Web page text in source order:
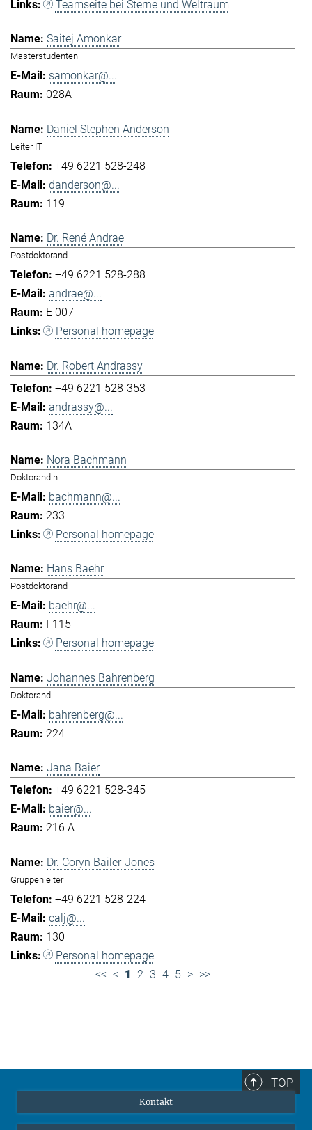
Teamseite bei Sterne und Weltraum
Saitej Amonkar
Masterstudenten
samonkar@...
028A
Daniel Stephen Anderson
Leiter IT
+49 6221 528-248
danderson@...
119
Dr. René Andrae
Postdoktorand
+49 6221 528-288
andrae@...
E 007
Personal homepage
Dr. Robert Andrassy
+49 6221 528-353
andrassy@...
134A
Nora Bachmann
Doktorandin
bachmann@...
233
Personal homepage
Hans Baehr
Postdoktorand
baehr@...
I-115
Personal homepage
Johannes Bahrenberg
Doktorand
bahrenberg@...
224
Jana Baier
+49 6221 528-345
baier@...
216 A
Dr. Coryn Bailer-Jones
Gruppenleiter
+49 6221 528-224
calj@...
130
Personal homepage
<< < 1 2 3 4 5 > >>
TOP
Kontakt